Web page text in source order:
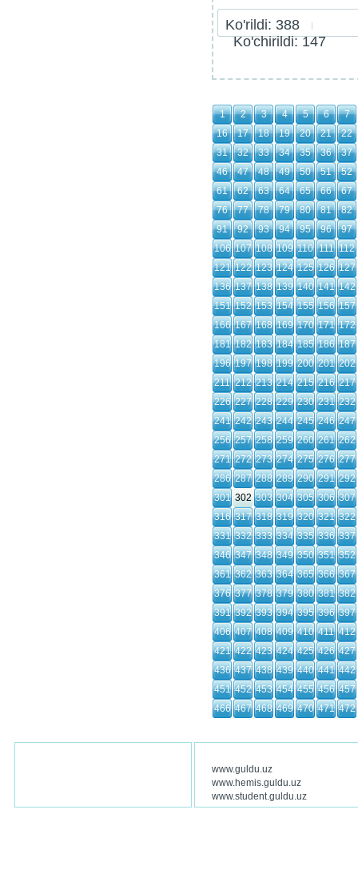
Ko'rildi: 388
Ko'chirildi: 147
1 2 3 4 5 6
7
16
17 18 19 20 21
22
31
32 33 34 35 36
37
46
47 48 49 50 51
52
61
62 63 64 65 66
67
76
77 78 79 80 81
82
91
92 93 94 95 96
97
106 107 108 109 110 111 112
121 122 123 124 125 126 127
136 137 138 139 140 141 142
151 152 153 154 155 156 157
166 167 168 169 170 171 172
181 182 183 184 185 186 187
196 197 198 199 200 201 202
211 212 213 214 215 216 217
226 227 228 229 230 231 232
241 242 243 244 245 246 247
256 257 258 259 260 261 262
271 272 273 274 275 276 277
286 287 288 289 290 291 292
301 302 303 304 305 306 307
316 317 318 319 320 321 322
331 332 333 334 335 336 337
346 347 348 349 350 351 352
361 362 363 364 365 366 367
376 377 378 379 380 381 382
391 392 393 394 395 396 397
406 407 408 409 410 411 412
421 422 423 424 425 426 427
436 437 438 439 440 441 442
451 452 453 454 455 456 457
466 467 468 469 470 471 472
www.guldu.uz
www.hemis.guldu.uz
www.student.guldu.uz